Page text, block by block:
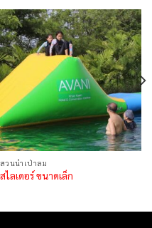
สวนน้ำเป่าลม
สไลเดอร์ ขนาดเล็ก